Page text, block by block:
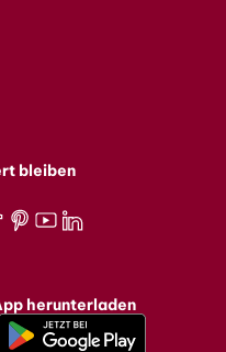
bleiben
herunterladen